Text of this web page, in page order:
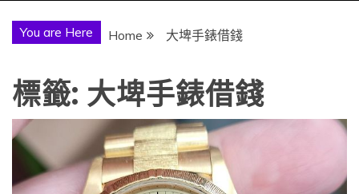
You are Here Home 大埤手錶借錢
標籤: 大埤手錶借錢